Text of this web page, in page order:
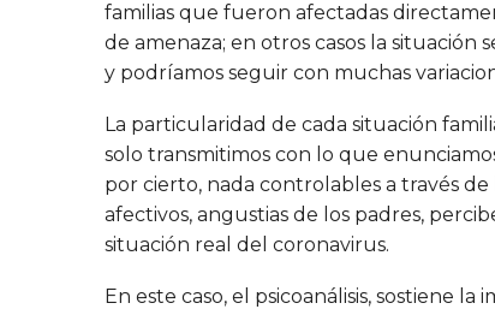
familias que fueron afectadas
de amenaza; en otros casos la
y podríamos seguir con muchas
La particularidad de cada situación
solo transmitimos con lo que
por cierto, nada controlables a través
afectivos, angustias de los padres,
situación real del coronavirus.
En este caso, el psicoanálisis, sostiene